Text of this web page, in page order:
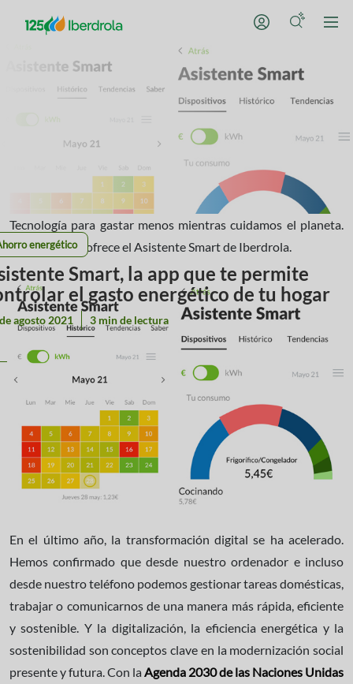
energético
Smart, la app que te permite
el gasto energético de tu hogar
agosto 2021 3 min de lectura
Tecnología para gastar menos mientras cuidamos el planeta.
Esto es lo que ofrece el Asistente Smart de Iberdrola.
En el último año, la transformación digital se ha acelerado.
Hemos confirmado que desde nuestro ordenador e incluso
desde nuestro teléfono podemos gestionar tareas domésticas,
trabajar o comunicarnos de una manera más rápida, eficiente
y sostenible. Y la digitalización, la eficiencia energética y la
sostenibilidad son conceptos clave en la modernización social
presente y futura. Con la Agenda 2030 de las Naciones Unidas